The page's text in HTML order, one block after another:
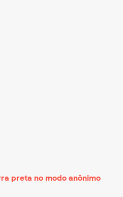
preta no modo anônimo